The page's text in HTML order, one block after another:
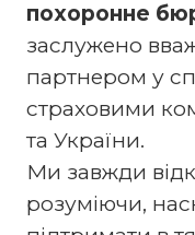
похоронне
заслужено
партнером у
страховими
та України.
Ми завжди
розуміючи,